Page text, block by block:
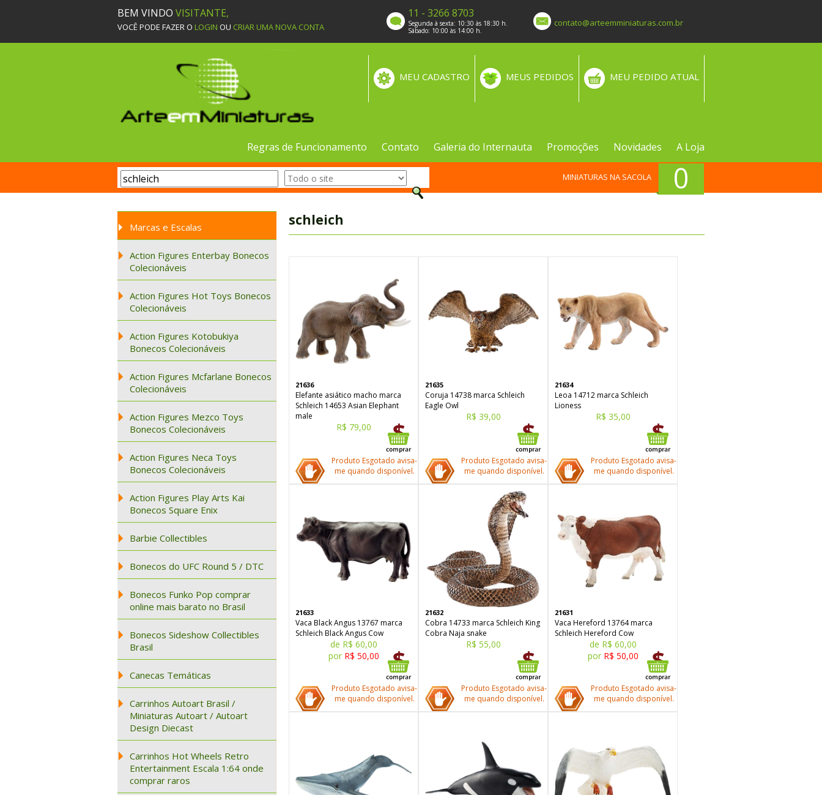
BEM VINDO VISITANTE,
VOCÊ PODE FAZER O LOGIN OU CRIAR UMA NOVA CONTA
11 - 3266 8703
Segunda à sexta: 10:30 às 18:30 h.
Sábado: 10:00 às 14:00 h.
contato@arteemminiaturas.com.br
MEU PEDIDO ATUAL
MEUS PEDIDOS
MEU CADASTRO
Regras de Funcionamento Contato Galeria do Internauta Promoções Novidades A Loja
0
MINIATURAS NA SACOLA
Marcas e Escalas
Action Figures Enterbay Bonecos
Colecionáveis
Action Figures Hot Toys Bonecos
Colecionáveis
Action Figures Kotobukiya
Bonecos Colecionáveis
Action Figures Mcfarlane Bonecos
Colecionáveis
Action Figures Mezco Toys
Bonecos Colecionáveis
Action Figures Neca Toys
Bonecos Colecionáveis
Action Figures Play Arts Kai
Bonecos Square Enix
Barbie Collectibles
Bonecos do UFC Round 5 / DTC
Bonecos Funko Pop comprar
online mais barato no Brasil
Bonecos Sideshow Collectibles
Brasil
Canecas Temáticas
Carrinhos Autoart Brasil /
Miniaturas Autoart / Autoart
Design Diecast
Carrinhos Hot Wheels Retro
Entertainment Escala 1:64 onde
comprar raros
schleich
21636
Elefante asiático macho marca
Schleich 14653 Asian Elephant
male
R$ 79,00
Produto Esgotado avisa-
me quando disponível.
21635
Coruja 14738 marca Schleich
Eagle Owl
R$ 39,00
Produto Esgotado avisa-
me quando disponível.
21634
Leoa 14712 marca Schleich
Lioness
R$ 35,00
Produto Esgotado avisa-
me quando disponível.
21633
Vaca Black Angus 13767 marca
Schleich Black Angus Cow
de R$ 60,00
por R$ 50,00
Produto Esgotado avisa-
me quando disponível.
21632
Cobra 14733 marca Schleich King
Cobra Naja snake
R$ 55,00
Produto Esgotado avisa-
me quando disponível.
21631
Vaca Hereford 13764 marca
Schleich Hereford Cow
de R$ 60,00
por R$ 50,00
Produto Esgotado avisa-
me quando disponível.